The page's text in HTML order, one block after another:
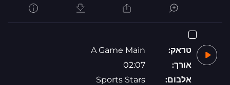
טראק:
A Game Main
אורך:
02:07
אלבום:
Sports Stars